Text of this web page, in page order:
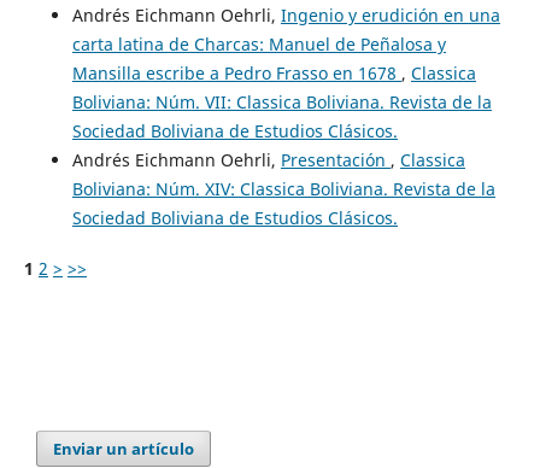
Andrés Eichmann Oehrli, Ingenio y erudición en una
carta latina de Charcas: Manuel de Peñalosa y
Mansilla escribe a Pedro Frasso en 1678 , Classica
Boliviana: Núm. VII: Classica Boliviana. Revista de la
Sociedad Boliviana de Estudios Clásicos.
Andrés Eichmann Oehrli, Presentación , Classica
Boliviana: Núm. XIV: Classica Boliviana. Revista de la
Sociedad Boliviana de Estudios Clásicos.
1 2 > >>
Enviar un artículo